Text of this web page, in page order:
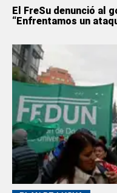
El FreSu denunció al
“Enfrentamos un